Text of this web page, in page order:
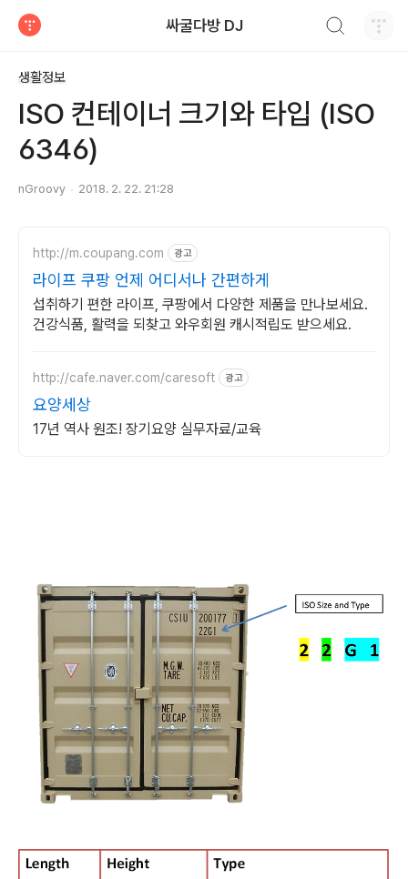
싸굴다방 DJ
생활정보
ISO 컨테이너 크기와 타입 (ISO
6346)
nGroovy 2018. 2. 22. 21:28
http://m.coupang.com 광고
라이프 쿠팡 언제 어디서나 간편하게
섭취하기 편한 라이프, 쿠팡에서 다양한 제품을 만나보세요.
건강식품, 활력을 되찾고 와우회원 캐시적립도 받으세요.
http://cafe.naver.com/caresoft 광고
요양세상
17년 역사 원조! 장기요양 실무자료/교육